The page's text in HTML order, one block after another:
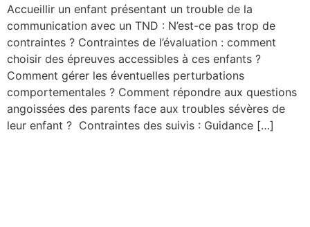
Accueillir un enfant présentant un trouble de la
communication avec un TND : N’est-ce pas trop de
contraintes ? Contraintes de l’évaluation : comment
choisir des épreuves accessibles à ces enfants ?
Comment gérer les éventuelles perturbations
comportementales ? Comment répondre aux questions
angoissées des parents face aux troubles sévères de
leur enfant ? Contraintes des suivis : Guidance […]